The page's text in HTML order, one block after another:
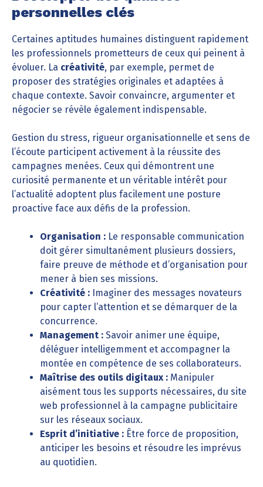
personnelles clés
Certaines aptitudes humaines distinguent rapidement
les professionnels prometteurs de ceux qui peinent à
évoluer. La créativité, par exemple, permet de
proposer des stratégies originales et adaptées à
chaque contexte. Savoir convaincre, argumenter et
négocier se révèle également indispensable.
Gestion du stress, rigueur organisationnelle et sens de
l’écoute participent activement à la réussite des
campagnes menées. Ceux qui démontrent une
curiosité permanente et un véritable intérêt pour
l’actualité adoptent plus facilement une posture
proactive face aux défis de la profession.
Organisation : Le responsable communication
doit gérer simultanément plusieurs dossiers,
faire preuve de méthode et d’organisation pour
mener à bien ses missions.
Créativité : Imaginer des messages novateurs
pour capter l’attention et se démarquer de la
concurrence.
Management : Savoir animer une équipe,
déléguer intelligemment et accompagner la
montée en compétence de ses collaborateurs.
Maîtrise des outils digitaux : Manipuler
aisément tous les supports nécessaires, du site
web professionnel à la campagne publicitaire
sur les réseaux sociaux.
Esprit d’initiative : Être force de proposition,
anticiper les besoins et résoudre les imprévus
au quotidien.